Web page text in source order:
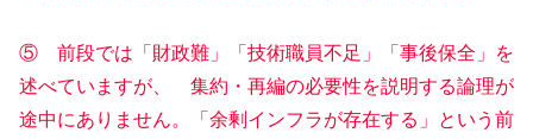
⑤ 前段では「財政難」「技術職員不足」「事後保全」を
述べていますが、 集約・再編の必要性を説明する論理が
途中にありません。「余剰インフラが存在する」という前